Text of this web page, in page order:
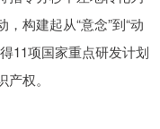
构建起从“意念”到“动
11项国家重点研发计划
权。